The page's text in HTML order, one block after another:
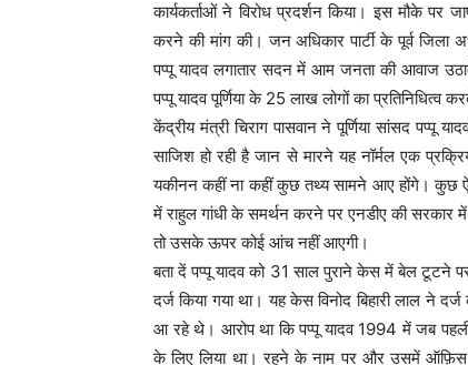
कार्यकर्ताओं ने विरोध प्रदर्शन किया। इस मौके पर
करने की मांग की। जन अधिकार पार्टी के पूर्व जिला
पप्पू यादव लगातार सदन में आम जनता की आवाज
पप्पू यादव पूर्णिया के 25 लाख लोगों का प्रतिनिधित्व
केंद्रीय मंत्री चिराग पासवान ने पूर्णिया सांसद
साजिश हो रही है जान से मारने यह नॉर्मल एक
यकीनन कहीं ना कहीं कुछ तथ्य सामने आए होंगे। कुछ
में राहुल गांधी के समर्थन करने पर एनडीए की सरकार
तो उसके ऊपर कोई आंच नहीं आएगी।
बता दें पप्पू यादव को 31 साल पुराने केस में बेल टूटने
दर्ज किया गया था। यह केस विनोद बिहारी लाल ने
आ रहे थे। आरोप था कि पप्पू यादव 1994 में जब
के लिए लिया था। रहने के नाम पर और उसमें